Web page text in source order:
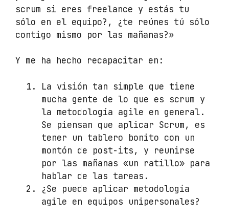
scrum si eres freelance y estás tu
sólo en el equipo?, ¿te reúnes tú sólo
contigo mismo por las mañanas?»
Y me ha hecho recapacitar en:
La visión tan simple que tiene
mucha gente de lo que es scrum y
la metodología agile en general.
Se piensan que aplicar Scrum, es
tener un tablero bonito con un
montón de post-its, y reunirse
por las mañanas «un ratillo» para
hablar de las tareas.
¿Se puede aplicar metodología
agile en equipos unipersonales?